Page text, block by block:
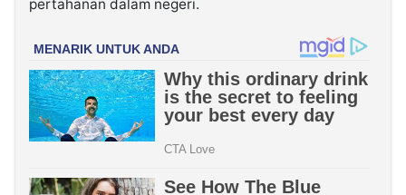
pertahanan dalam negeri.